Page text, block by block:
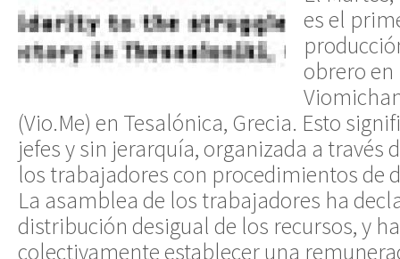
es el
obrero en
(Vio.Me) en Tesalónica, Grecia. Esto
jefes y sin jerarquía, organizada a través
los trabajadores con procedimientos de
La asamblea de los trabajadores ha
distribución desigual de los recursos, y
colectivamente establecer una